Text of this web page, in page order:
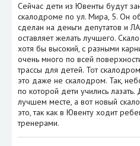
Сейчас дети из Ювенты будут
скалодроме по ул. Мира, 5. Он
сделан на деньги депутатов и
оставляет желать лучшего.
хотя бы высокий, с разными
очень много по всей
трассы для детей. Тот
это даже не скалодром. Так,
по которой дети учились
лучшем месте, а вот новый
это, так как в Ювенту ходит
тренерами.